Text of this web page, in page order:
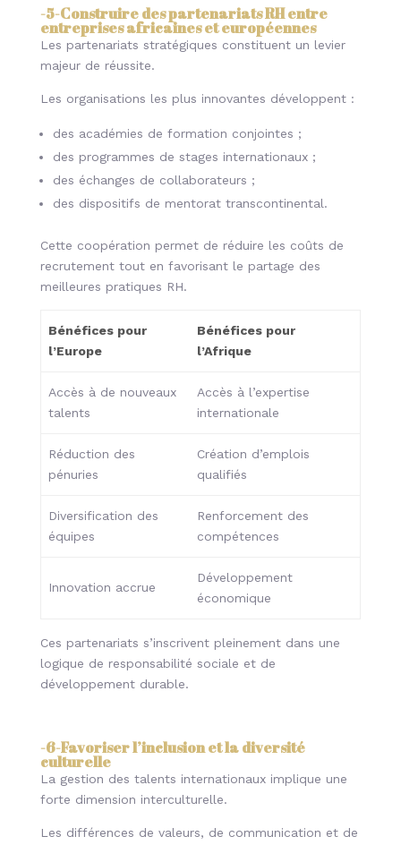
-5-Construire des partenariats RH entre
entreprises africaines et européennes
Les partenariats stratégiques constituent un levier
majeur de réussite.
Les organisations les plus innovantes développent :
des académies de formation conjointes ;
des programmes de stages internationaux ;
des échanges de collaborateurs ;
des dispositifs de mentorat transcontinental.
Cette coopération permet de réduire les coûts de
recrutement tout en favorisant le partage des
meilleures pratiques RH.
Bénéfices pour
l’Europe
Bénéfices pour
l’Afrique
Accès à de nouveaux
talents
Accès à l’expertise
internationale
Réduction des
pénuries
Création d’emplois
qualifiés
Diversification des
équipes
Renforcement des
compétences
Innovation accrue
Développement
économique
Ces partenariats s’inscrivent pleinement dans une
logique de responsabilité sociale et de
développement durable.
-6-Favoriser l’inclusion et la diversité
culturelle
La gestion des talents internationaux implique une
forte dimension interculturelle.
Les différences de valeurs, de communication et de